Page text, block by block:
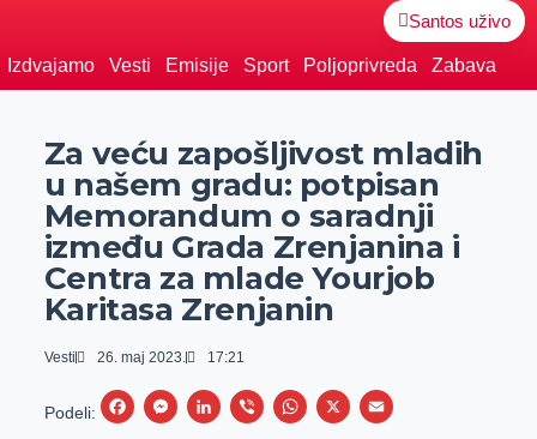
Santos uživo
Izdvajamo Vesti Emisije Sport Poljoprivreda Zabava
Za veću zapošljivost mladih
u našem gradu: potpisan
Memorandum o saradnji
između Grada Zrenjanina i
Centra za mlade Yourjob
Karitasa Zrenjanin
Vesti 26. maj 2023. 17:21
Podeli:
F
M
L
V
W
X
E